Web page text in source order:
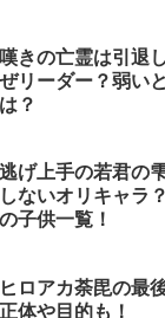
嘆きの亡霊は引退
ぜリーダー？弱い
は？
逃げ上手の若君の
しないオリキャラ
の子供一覧！
ヒロアカ荼毘の最
正体や目的も！